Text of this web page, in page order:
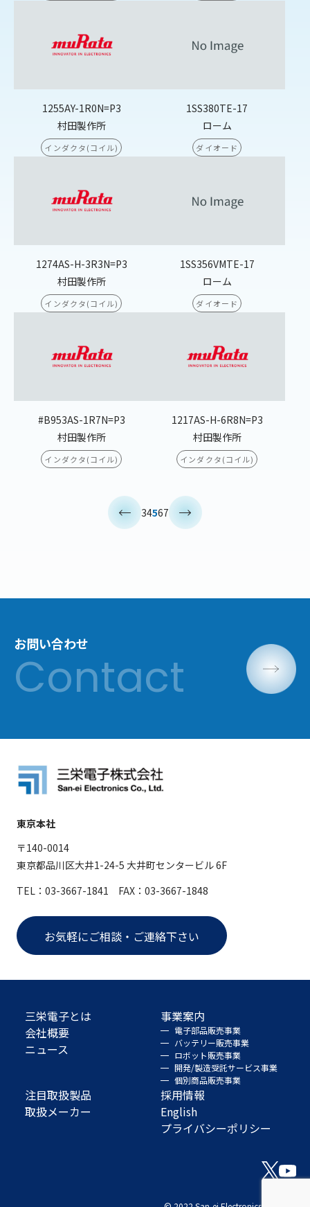
1255AY-1R0N=P3
村田製作所
インダクタ(コイル)
1SS380TE-17
ローム
ダイオード
1274AS-H-3R3N=P3
村田製作所
インダクタ(コイル)
1SS356VMTE-17
ローム
ダイオード
#B953AS-1R7N=P3
村田製作所
インダクタ(コイル)
1217AS-H-6R8N=P3
村田製作所
インダクタ(コイル)
34567
お問い合わせ
東京本社
〒140-0014
東京都品川区大井1-24-5 大井町センタービル 6F
TEL：03-3667-1841 FAX：03-3667-1848
お気軽にご相談・ご連絡下さい
三栄電子とは
会社概要
ニュース
事業案内
電子部品販売事業
バッテリー販売事業
ロボット販売事業
開発/製造受託サービス事業
個別商品販売事業
注目取扱製品
取扱メーカー
採用情報
English
プライバシーポリシー